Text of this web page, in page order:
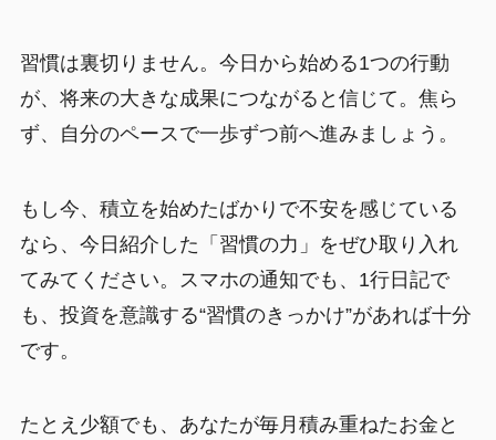
習慣は裏切りません。今日から始める1つの行動
が、将来の大きな成果につながると信じて。焦ら
ず、自分のペースで一歩ずつ前へ進みましょう。
もし今、積立を始めたばかりで不安を感じている
なら、今日紹介した「習慣の力」をぜひ取り入れ
てみてください。スマホの通知でも、1行日記で
も、投資を意識する“習慣のきっかけ”があれば十分
です。
たとえ少額でも、あなたが毎月積み重ねたお金と